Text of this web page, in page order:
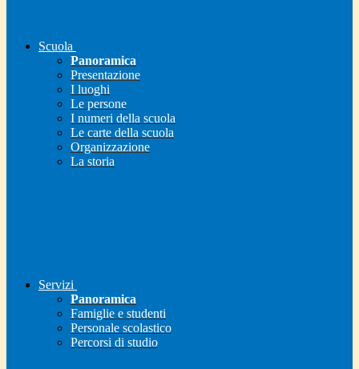
Scuola
Panoramica
Presentazione
I luoghi
Le persone
I numeri della scuola
Le carte della scuola
Organizzazione
La storia
Servizi
Panoramica
Famiglie e studenti
Personale scolastico
Percorsi di studio